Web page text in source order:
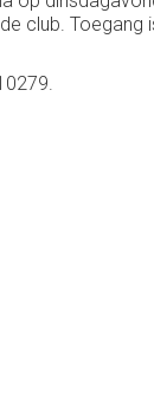
club.